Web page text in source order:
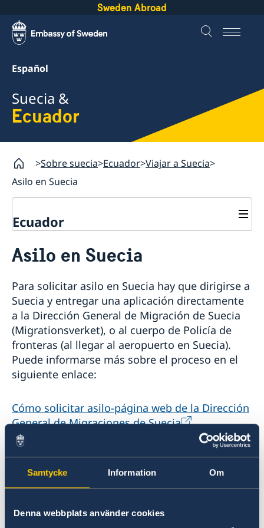
Samtycke Information Om
Denna webbplats använder cookies
Sweden Abroad
Español
Suecia &
Ecuador
Sobre suecia Ecuador Viajar a Suecia
Asilo en Suecia
Ecuador
Visitar Suecia
Información para ciudadanos que no requieren visa
Información sobre visa Schengen
Estadía superior a 90 días
Permisos de residencia
Verificación de pasaportes
Agendar una cita migración
Vivir con alguien en Suecia
Trabajar en Suecia
Permiso de residencia como Au Pair
Estudiar en Suecia
¿Por qué estudiar en Suecia?
Asilo en Suecia
Asilo en Suecia
Para solicitar asilo en Suecia hay que dirigirse a
Suecia y entregar una aplicación directamente
a la Dirección General de Migración de Suecia
(Migrationsverket), o al cuerpo de Policía de
fronteras (al llegar al aeropuerto en Suecia).
Puede informarse más sobre el proceso en el
siguiente enlace:
Cómo solicitar asilo-página web de la Dirección
General de Migraciones de Suecia
También hay la opción de contactarse con
United Nations' High Commissioner for
Refugees (UNHCR) en Colombia para averiguar
la cuota de refugiados de Suecia. Encuentras